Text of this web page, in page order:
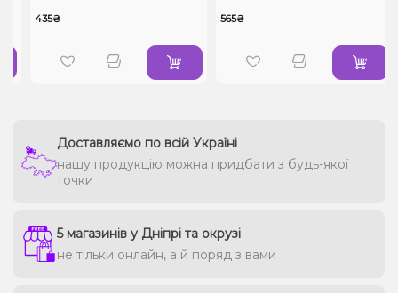
435₴ 565₴
Доставляємо по всій Україні
нашу продукцію можна придбати з будь-якої
точки
5 магазинів у Дніпрі та окрузі
не тільки онлайн, а й поряд з вами